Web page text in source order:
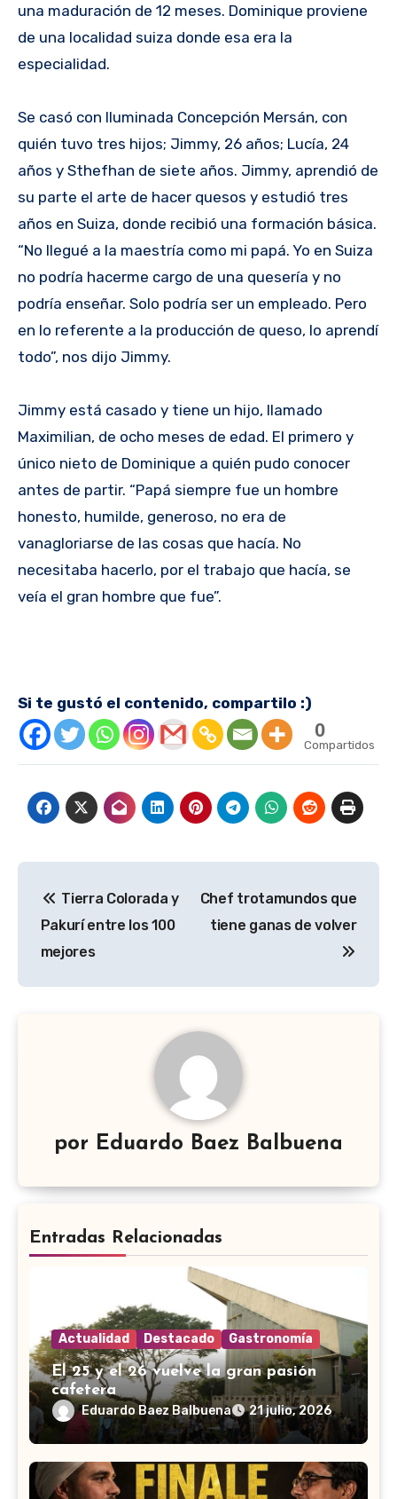
una maduración de 12 meses. Dominique proviene
de una localidad suiza donde esa era la
especialidad.
Se casó con Iluminada Concepción Mersán, con
quién tuvo tres hijos; Jimmy, 26 años; Lucía, 24
años y Sthefhan de siete años. Jimmy, aprendió de
su parte el arte de hacer quesos y estudió tres
años en Suiza, donde recibió una formación básica.
“No llegué a la maestría como mi papá. Yo en Suiza
no podría hacerme cargo de una quesería y no
podría enseñar. Solo podría ser un empleado. Pero
en lo referente a la producción de queso, lo aprendí
todo”, nos dijo Jimmy.
Jimmy está casado y tiene un hijo, llamado
Maximilian, de ocho meses de edad. El primero y
único nieto de Dominique a quién pudo conocer
antes de partir. “Papá siempre fue un hombre
honesto, humilde, generoso, no era de
vanagloriarse de las cosas que hacía. No
necesitaba hacerlo, por el trabajo que hacía, se
veía el gran hombre que fue”.
Si te gustó el contenido, compartilo :)
0
Compartidos
de
entradas
Tierra Colorada y
Pakurí entre los 100
mejores
Chef trotamundos que
tiene ganas de volver
por Eduardo Baez Balbuena
Entradas Relacionadas
Actualidad Destacado Gastronomía
El 25 y el 26 vuelve la gran pasión
cafetera
Eduardo Baez Balbuena 21 julio, 2026